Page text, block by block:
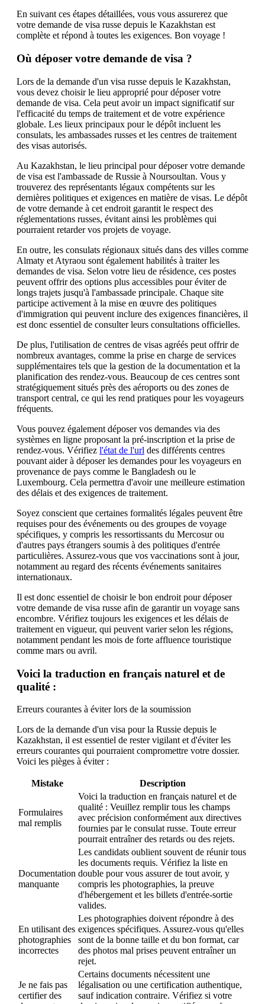
En suivant ces étapes détaillées, vous vous assurerez que
votre demande de visa russe depuis le Kazakhstan est
complète et répond à toutes les exigences. Bon voyage !
Où déposer votre demande de visa ?
Lors de la demande d'un visa russe depuis le Kazakhstan,
vous devez choisir le lieu approprié pour déposer votre
demande de visa. Cela peut avoir un impact significatif sur
l'efficacité du temps de traitement et de votre expérience
globale. Les lieux principaux pour le dépôt incluent les
consulats, les ambassades russes et les centres de traitement
des visas autorisés.
Au Kazakhstan, le lieu principal pour déposer votre demande
de visa est l'ambassade de Russie à Noursoultan. Vous y
trouverez des représentants légaux compétents sur les
dernières politiques et exigences en matière de visas. Le dépôt
de votre demande à cet endroit garantit le respect des
réglementations russes, évitant ainsi les problèmes qui
pourraient retarder vos projets de voyage.
En outre, les consulats régionaux situés dans des villes comme
Almaty et Atyraou sont également habilités à traiter les
demandes de visa. Selon votre lieu de résidence, ces postes
peuvent offrir des options plus accessibles pour éviter de
longs trajets jusqu'à l'ambassade principale. Chaque site
participe activement à la mise en œuvre des politiques
d'immigration qui peuvent inclure des exigences financières, il
est donc essentiel de consulter leurs consultations officielles.
De plus, l'utilisation de centres de visas agréés peut offrir de
nombreux avantages, comme la prise en charge de services
supplémentaires tels que la gestion de la documentation et la
planification des rendez-vous. Beaucoup de ces centres sont
stratégiquement situés près des aéroports ou des zones de
transport central, ce qui les rend pratiques pour les voyageurs
fréquents.
Vous pouvez également déposer vos demandes via des
systèmes en ligne proposant la pré-inscription et la prise de
rendez-vous. Vérifiez l'état de l'url des différents centres
pouvant aider à déposer les demandes pour les voyageurs en
provenance de pays comme le Bangladesh ou le
Luxembourg. Cela permettra d'avoir une meilleure estimation
des délais et des exigences de traitement.
Soyez conscient que certaines formalités légales peuvent être
requises pour des événements ou des groupes de voyage
spécifiques, y compris les ressortissants du Mercosur ou
d'autres pays étrangers soumis à des politiques d'entrée
particulières. Assurez-vous que vos vaccinations sont à jour,
notamment au regard des récents événements sanitaires
internationaux.
Il est donc essentiel de choisir le bon endroit pour déposer
votre demande de visa russe afin de garantir un voyage sans
encombre. Vérifiez toujours les exigences et les délais de
traitement en vigueur, qui peuvent varier selon les régions,
notamment pendant les mois de forte affluence touristique
comme mars ou avril.
Voici la traduction en français naturel et de
qualité :
Erreurs courantes à éviter lors de la soumission
Lors de la demande d'un visa pour la Russie depuis le
Kazakhstan, il est essentiel de rester vigilant et d'éviter les
erreurs courantes qui pourraient compromettre votre dossier.
Voici les pièges à éviter :
Mistake Description
Formulaires
mal remplis
Voici la traduction en français naturel et de
qualité : Veuillez remplir tous les champs
avec précision conformément aux directives
fournies par le consulat russe. Toute erreur
pourrait entraîner des retards ou des rejets.
Documentation
manquante
Les candidats oublient souvent de réunir tous
les documents requis. Vérifiez la liste en
double pour vous assurer de tout avoir, y
compris les photographies, la preuve
d'hébergement et les billets d'entrée-sortie
valides.
En utilisant des
photographies
incorrectes
Les photographies doivent répondre à des
exigences spécifiques. Assurez-vous qu'elles
sont de la bonne taille et du bon format, car
des photos mal prises peuvent entraîner un
rejet.
Je ne fais pas
certifier des
Certains documents nécessitent une
légalisation ou une certification authentique,
sauf indication contraire. Vérifiez si votre